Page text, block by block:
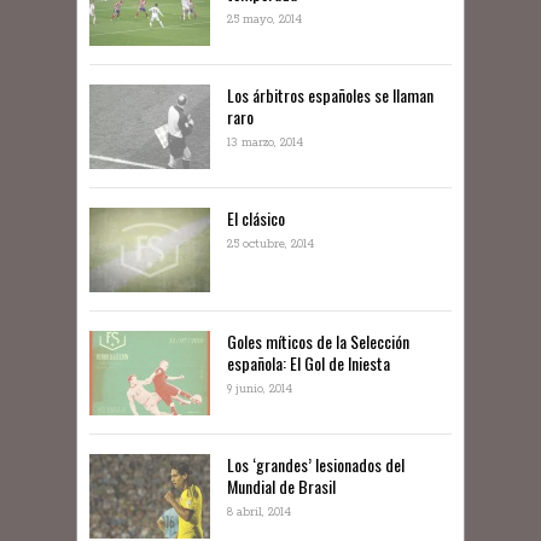
25 mayo, 2014
Los árbitros españoles se llaman
raro
13 marzo, 2014
El clásico
25 octubre, 2014
Goles míticos de la Selección
española: El Gol de Iniesta
9 junio, 2014
Los ‘grandes’ lesionados del
Mundial de Brasil
8 abril, 2014